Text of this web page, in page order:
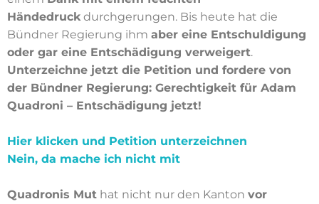
Händedruck durchgerungen. Bis heute hat die
Bündner Regierung ihm aber eine Entschuldigung
oder gar eine Entschädigung verweigert.
Unterzeichne jetzt die Petition und fordere von
der Bündner Regierung: Gerechtigkeit für Adam
Quadroni – Entschädigung jetzt!
Hier klicken und Petition unterzeichnen
Nein, da mache ich nicht mit
Quadronis Mut hat nicht nur den Kanton vor